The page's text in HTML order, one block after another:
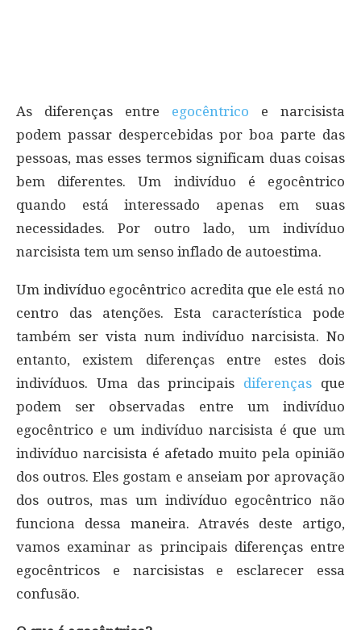
As diferenças entre egocêntrico e narcisista
podem passar despercebidas por boa parte das
pessoas, mas esses termos significam duas coisas
bem diferentes. Um indivíduo é egocêntrico
quando está interessado apenas em suas
necessidades. Por outro lado, um indivíduo
narcisista tem um senso inflado de autoestima.
Um indivíduo egocêntrico acredita que ele está no
centro das atenções. Esta característica pode
também ser vista num indivíduo narcisista. No
entanto, existem diferenças entre estes dois
indivíduos. Uma das principais diferenças que
podem ser observadas entre um indivíduo
egocêntrico e um indivíduo narcisista é que um
indivíduo narcisista é afetado muito pela opinião
dos outros. Eles gostam e anseiam por aprovação
dos outros, mas um indivíduo egocêntrico não
funciona dessa maneira. Através deste artigo,
vamos examinar as principais diferenças entre
egocêntricos e narcisistas e esclarecer essa
confusão.